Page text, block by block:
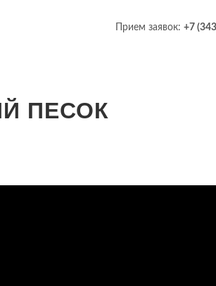
Прием заявок: +7
ПЕСОК